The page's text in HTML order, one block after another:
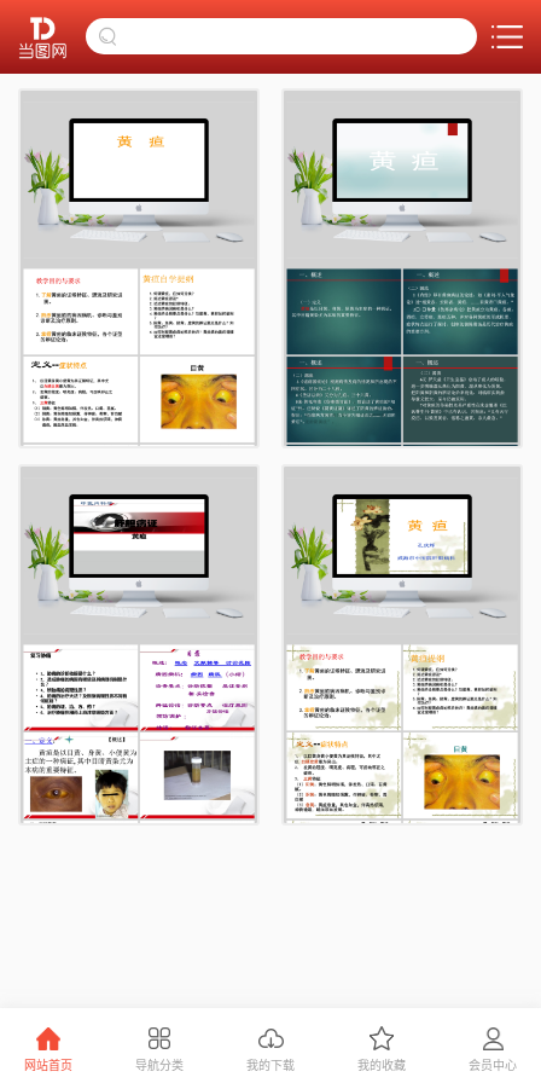
网站首页 导航分类 我的下载 我的收藏 会员中心